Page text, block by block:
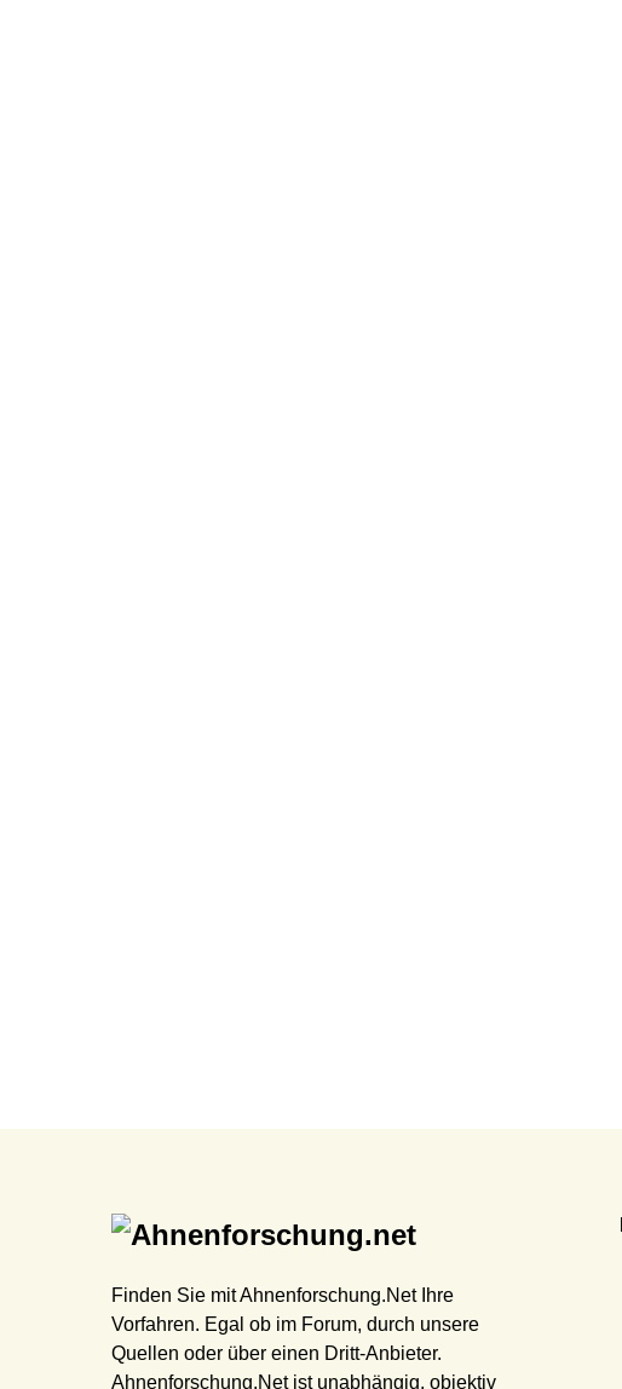
Finden Sie mit Ahnenforschung.Net Ihre
Vorfahren. Egal ob im Forum, durch unsere
Quellen oder über einen Dritt-Anbieter.
Ahnenforschung.Net ist unabhängig, objektiv